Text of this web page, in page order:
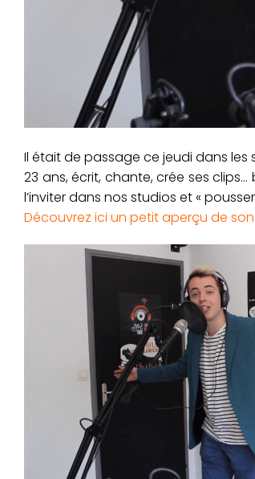
Il était de passage ce jeudi dans les
23 ans, écrit, chante, crée ses
l’inviter dans nos studios et «
Découvrez ici un petit aperçu de son